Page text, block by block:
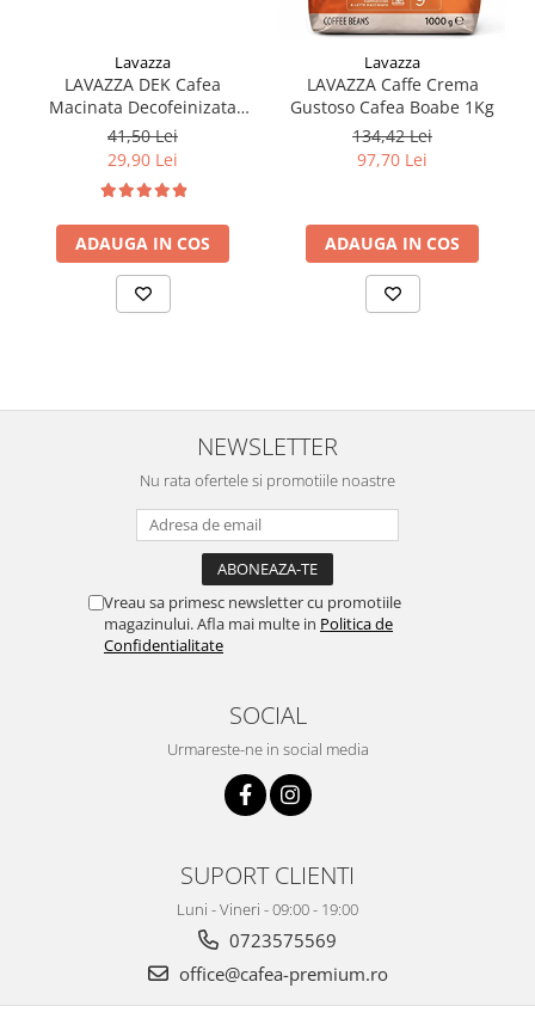
Lavazza
LAVAZZA DEK Cafea
Macinata Decofeinizata
250g
41,50 Lei
29,90 Lei
ADAUGA IN COS
Lavazza
LAVAZZA Caffe Crema
Gustoso Cafea Boabe 1Kg
134,42 Lei
97,70 Lei
ADAUGA IN COS
NEWSLETTER
Nu rata ofertele si promotiile noastre
Vreau sa primesc newsletter cu promotiile
magazinului. Afla mai multe in Politica de
Confidentialitate
SOCIAL
Urmareste-ne in social media
SUPORT CLIENTI
Luni - Vineri - 09:00 - 19:00
0723575569
office@cafea-premium.ro